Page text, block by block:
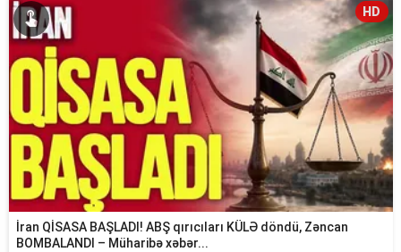
HD
İran QİSASA BAŞLADI! ABŞ qırıcıları KÜLƏ döndü, Zəncan
BOMBALANDI – Müharibə xəbər...